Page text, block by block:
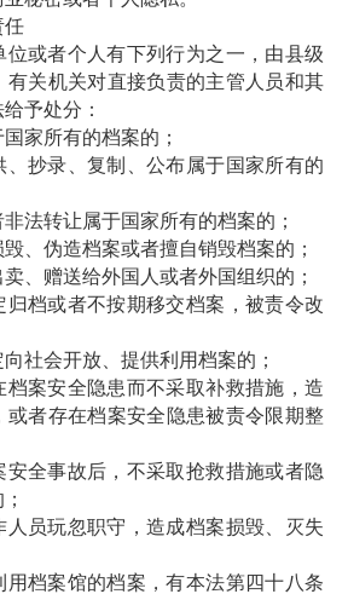
或者个人有下列行为之一，由县级
有关机关对直接负责的主管人员和其
予处分：
国家所有的档案的；
、抄录、复制、公布属于国家所有的
非法转让属于国家所有的档案的；
毁、伪造档案或者擅自销毁档案的；
卖、赠送给外国人或者外国组织的；
归档或者不按期移交档案，被责令改
向社会开放、提供利用档案的；
档案安全隐患而不采取补救措施，造
或者存在档案安全隐患被责令限期整
安全事故后，不采取抢救措施或者隐
人员玩忽职守，造成档案损毁、灭失
档案馆的档案，有本法第四十八条